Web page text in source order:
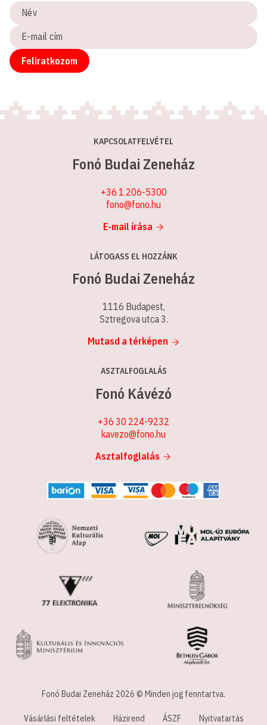
Név
E-
mail
cím
Feliratkozom
KAPCSOLATFELVÉTEL
Fonó Budai Zeneház
+36 1 206-5300
fono@fono.hu
E-mail írása
LÁTOGASS EL HOZZÁNK
Fonó Budai Zeneház
1116 Budapest,
Sztregova utca 3.
Mutasd a térképen
ASZTALFOGLALÁS
Fonó Kávézó
+36 30 224-9232
kavezo@fono.hu
Asztalfoglalás
Fonó Budai Zeneház 2026 © Minden jog fenntartva.
Vásárlási feltételek Házirend ÁSZF Nyitvatartás